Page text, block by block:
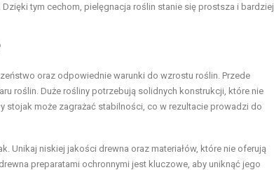
tym cechom, pielęgnacja roślin stanie się prostsza i bardziej
oraz odpowiednie warunki do wzrostu roślin. Przede
roślin. Duże rośliny potrzebują solidnych konstrukcji, które nie
stojak może zagrażać stabilności, co w rezultacie prowadzi do
Unikaj niskiej jakości drewna oraz materiałów, które nie oferują
preparatami ochronnymi jest kluczowe, aby uniknąć jego